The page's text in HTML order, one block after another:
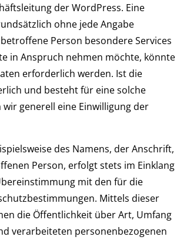
der WordPress. Eine
ohne jede Angabe
Person besondere Services
in Anspruch nehmen möchte, könnte
erforderlich werden. Ist die
und besteht für eine solche
generell eine Einwilligung der
des Namens, der Anschrift,
Person, erfolgt stets im Einklang
mit den für die
Mittels dieser
die Öffentlichkeit über Art, Umfang
verarbeiteten personenbezogenen